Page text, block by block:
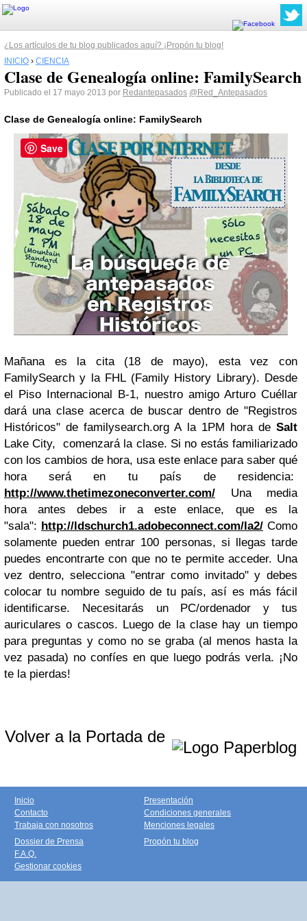
¿Los artículos de tu blog publicados aquí? ¡Propón tu blog!
INICIO › CIENCIA
Clase de Genealogía online: FamilySearch
Publicado el 17 mayo 2013 por Redantepasados @Red_Antepasados
Clase de Genealogía online: FamilySearch
Mañana es la cita (18 de mayo), esta vez con
FamilySearch y la FHL (Family History Library). Desde
el Piso Internacional B-1, nuestro amigo Arturo Cuéllar
dará una clase acerca de buscar dentro de "Registros
Históricos" de familysearch.org A la 1PM hora de Salt
Lake City, comenzará la clase. Si no estás familiarizado
con los cambios de hora, usa este enlace para saber qué
hora será en tu país de residencia:
http://www.thetimezoneconverter.com/
Una media
hora antes debes ir a este enlace, que es la
"sala": http://ldschurch1.adobeconnect.com/la2/ Como
solamente pueden entrar 100 personas, si llegas tarde
puedes encontrarte con que no te permite acceder. Una
vez dentro, selecciona "entrar como invitado" y debes
colocar tu nombre seguido de tu país, así es más fácil
identificarse.
Necesitarás un PC/ordenador y tus
auriculares o cascos. Luego de la clase hay un tiempo
para preguntas y como no se graba (al menos hasta la
vez pasada) no confíes en que luego podrás verla. ¡No
te la pierdas!
Volver a la Portada de
Inicio
Contacto
Trabaja con nosotros
Presentación
Condiciones generales
Menciones legales
Dossier de Prensa
F.A.Q.
Gestionar cookies
Propón tu blog
Save